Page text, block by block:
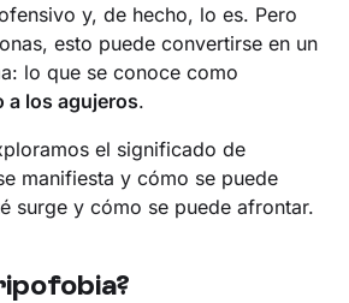
y, de hecho, lo es. Pero
esto puede convertirse en un
lo que se conoce como
a los agujeros.
el significado de
manifiesta y cómo se puede
surge y cómo se puede afrontar.